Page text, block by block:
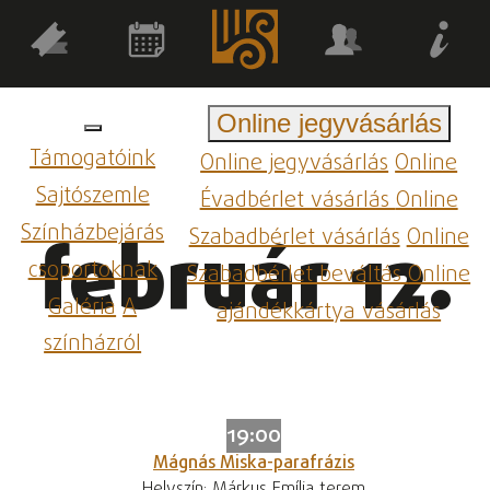
Támogatóink
Sajtószemle
Színházbejárás
csoportoknak
GalériaA
színházról
Online jegyvásárlás
Online jegyvásárlásOnline
Évadbérlet vásárlásOnline
Szabadbérlet vásárlásOnline
Szabadbérlet beváltásOnline
ajándékkártya vásárlás
február 12.
19:00
Mágnás Miska-parafrázis